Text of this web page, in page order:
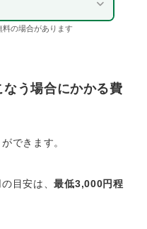
の場合があります
う場合にかかる費
できます。
目安は、最低3,000円程